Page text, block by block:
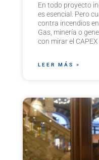
En todo proyecto
es esencial. Pero
contra incendios
Gas, minería o
con mirar el
LEER MÁS »